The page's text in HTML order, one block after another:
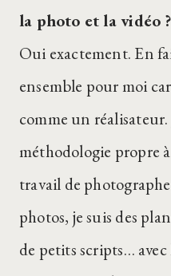
la photo et la vidéo ?
Oui exactement. En
ensemble pour moi
comme un
méthodologie propre
travail de
photos, je suis des
de petits scripts…